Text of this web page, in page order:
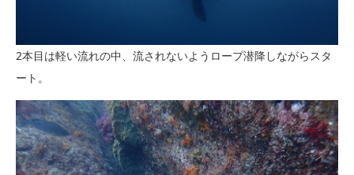
2本目は軽い流れの中、流されないようロープ潜降しながらスタ
ート。